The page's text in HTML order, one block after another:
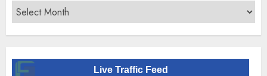
Archives
Live Traffic Feed